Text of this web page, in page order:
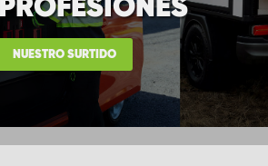
NUESTRO SURTIDO